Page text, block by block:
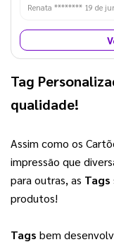
Renata ******** 19 de
Tag
qualidade!
Assim como os
impressão que
para outras, as Tags
produtos!
Tags bem